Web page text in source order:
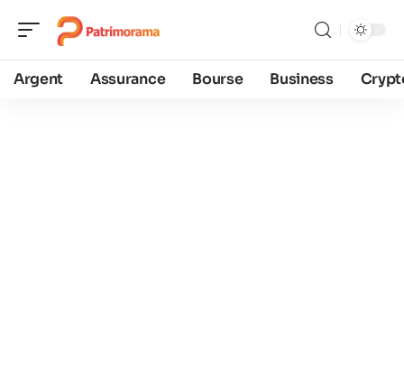
Argent Assurance Bourse Business